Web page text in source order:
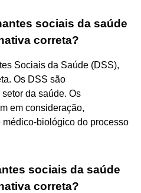
sociais da saúde
correta?
Sociais da Saúde (DSS),
Os DSS são
da saúde. Os
em consideração,
biológico do processo
sociais da saúde
correta?